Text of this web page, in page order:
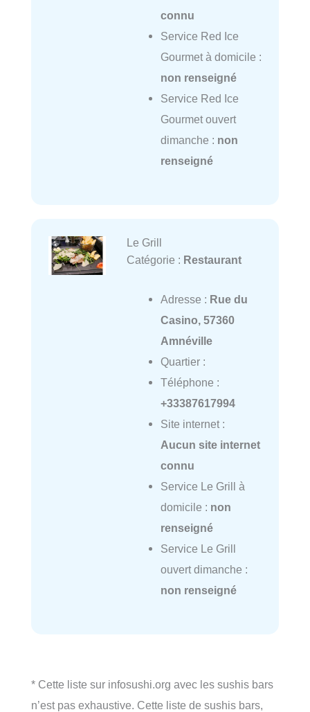
connu
Service Red Ice
Gourmet à domicile :
non renseigné
Service Red Ice
Gourmet ouvert
dimanche : non
renseigné
Le Grill
Catégorie : Restaurant
Adresse : Rue du
Casino, 57360
Amnéville
Quartier :
Téléphone :
+33387617994
Site internet :
Aucun site internet
connu
Service Le Grill à
domicile : non
renseigné
Service Le Grill
ouvert dimanche :
non renseigné
* Cette liste sur infosushi.org avec les sushis bars
n’est pas exhaustive. Cette liste de sushis bars,